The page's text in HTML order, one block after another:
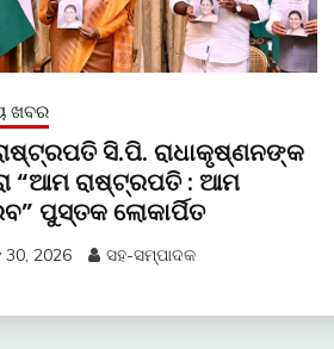
ଖବର
ସି.ପି. ରାଧାକୃଷ୍ଣନଙ୍କ
“ଆମ ରାଷ୍ଟ୍ରପତି : ଆମ
ପୁସ୍ତକ ଲୋକାର୍ପିତ
30, 2026 ସହ-ସମ୍ପାଦକ